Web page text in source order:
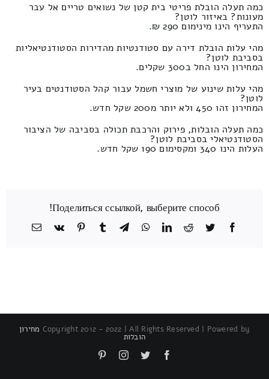
כמה תעלה הובלת פריטי בית קטן של נשואים טריים אל עבר
מעונות? באיזור לוטן?
התעריף הינו מינימום 290 ₪.
מהי עלות הובלת דירה עם סטודנטיות מהדירות הסטודנטיאליות
בסביבת לוטן?
המחירון הינו החל ב300 שקלים.
מהי עלות שינוע של מוצרי חשמל עבור קהל הסטודנטים בעיר
לוטן?
המחירון זהו 450 ולא יותר מ200 שקל חדש.
כמה תעלה הובלות, פירוק והרכבת תכולה בסביבה של הציבור
הסטודנטיאלי בסביבת לוטן?
העלות הינו 340 ומקסימום 190 שקל חדש.
Поделиться ссылкой, выберите способ!
Facebook
Twitter
Reddit
LinkedIn
WhatsApp
Telegram
Tumblr
Pinterest
Vk
כתובת
Copyright 2012 - 2022 | All Rights Reserved | Powered by מחירון
הובלות